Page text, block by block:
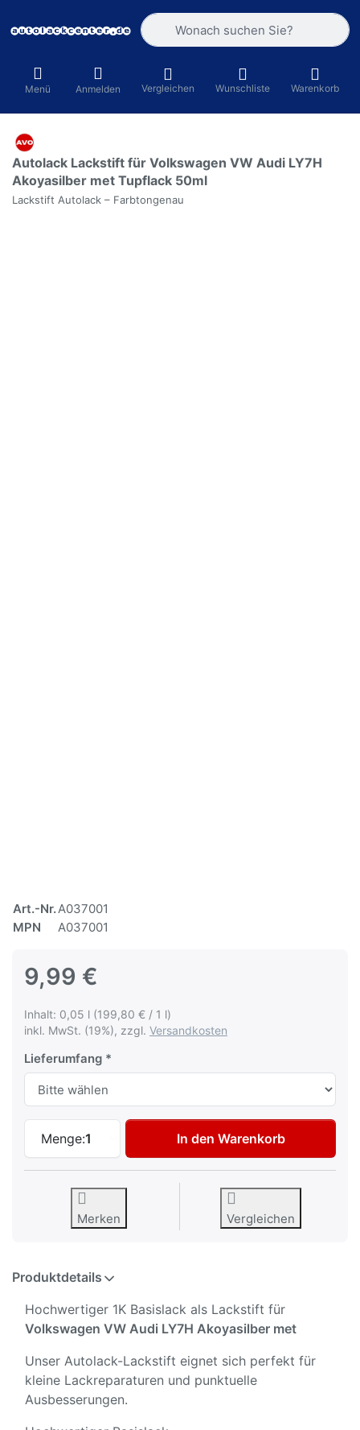
Geben Sie einen Suchbegriff ein.
Menü Anmelden Vergleichen Wunschliste Warenkorb
Autolack Lackstift für Volkswagen VW Audi LY7H
Akoyasilber met Tupflack 50ml
Lackstift Autolack – Farbtongenau
Art.-Nr.A037001
MPN
A037001
9,99 €
Inhalt: 0,05 l (199,80 € / 1 l)
inkl. MwSt. (19%), zzgl. Versandkosten
Lieferumfang
Menge:1
Autolack Lackstift für Volkswagen VW
In den Warenkorb
Merken Vergleichen
Produktdetails
Hochwertiger 1K Basislack als Lackstift für
Volkswagen VW Audi LY7H Akoyasilber met
Unser Autolack-Lackstift eignet sich perfekt für
kleine Lackreparaturen und punktuelle
Ausbesserungen.